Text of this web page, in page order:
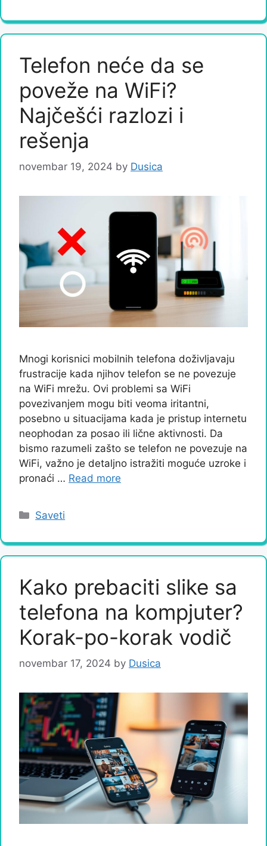
Telefon neće da se
poveže na WiFi?
Najčešći razlozi i
rešenja
novembar 19, 2024 by Dusica
Mnogi korisnici mobilnih telefona doživljavaju
frustracije kada njihov telefon se ne povezuje
na WiFi mrežu. Ovi problemi sa WiFi
povezivanjem mogu biti veoma iritantni,
posebno u situacijama kada je pristup internetu
neophodan za posao ili lične aktivnosti. Da
bismo razumeli zašto se telefon ne povezuje na
WiFi, važno je detaljno istražiti moguće uzroke i
pronaći … Read more
Categories
Saveti
Kako prebaciti slike sa
telefona na kompjuter?
Korak-po-korak vodič
novembar 17, 2024 by Dusica